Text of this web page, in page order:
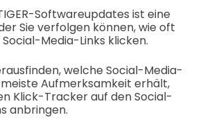
Softwareupdates ist eine
Sie verfolgen können, wie oft
Media-Links klicken.
welche Social-Media-
Aufmerksamkeit erhält,
Klick-Tracker auf den Social-
anbringen.